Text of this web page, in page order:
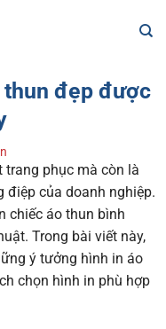
thun đẹp được
phục mà còn là
điệp của doanh nghiệp.
chiếc áo thun bình
Trong bài viết này,
ý tưởng hình in áo
chọn hình in phù hợp